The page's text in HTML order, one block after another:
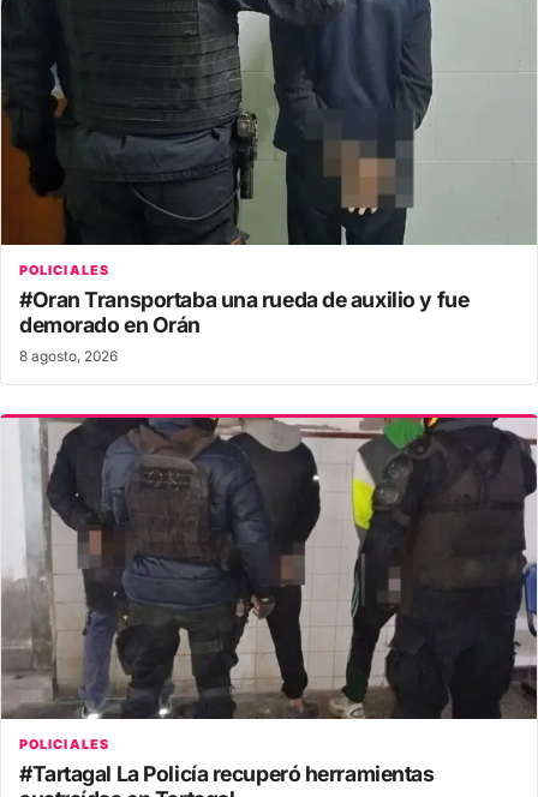
POLICIALES
#Oran Transportaba una rueda de auxilio y fue
demorado en Orán
8 agosto, 2026
POLICIALES
#Tartagal La Policía recuperó herramientas